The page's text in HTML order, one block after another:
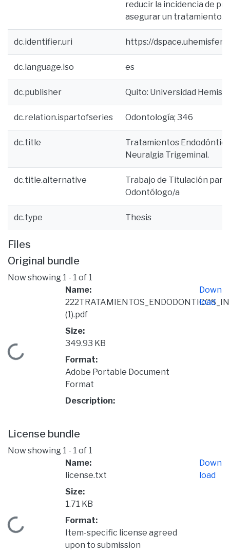
reducir la incidencia de
asegurar un tratamiento.
dc.identifier.uri https://
dc.language.iso es
dc.publisher Quito: Universidad
dc.relation.ispartofseries Odontología; 346
dc.title
Tratamientos
Neuralgia Trigeminal.
dc.title.alternative
Trabajo de Titulación
Odontólogo/a
dc.type Thesis
Files
Original bundle
Now showing 1 - 1 of 1
Loading...
Name:
(1).pdf
Size:
349.93 KB
Format:
Adobe Portable Document
Format
Description:
Down
load
License bundle
Now showing 1 - 1 of 1
Loading...
Name:
license.txt
Size:
1.71 KB
Format:
Item-specific license agreed
upon to submission
Down
load